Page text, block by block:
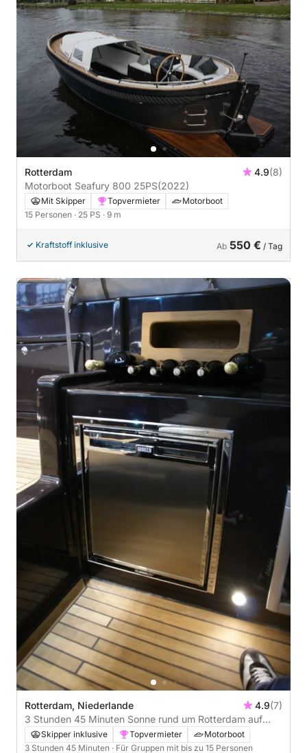
Rotterdam 4.9(8)
Motorboot Seafury 800 25PS(2022)
Mit Skipper Topvermieter
Motorboot
15 Personen · 25 PS · 9 m
Kraftstoff inklusive Ab 550 € / Tag
Rotterdam, Niederlande 4.9(7)
3 Stunden 45 Minuten Sonne rund um Rotterdam auf
einem Motorboot
Skipper inklusive Topvermieter
Motorboot
3 Stunden 45 Minuten · Für Gruppen mit bis zu 15 Personen